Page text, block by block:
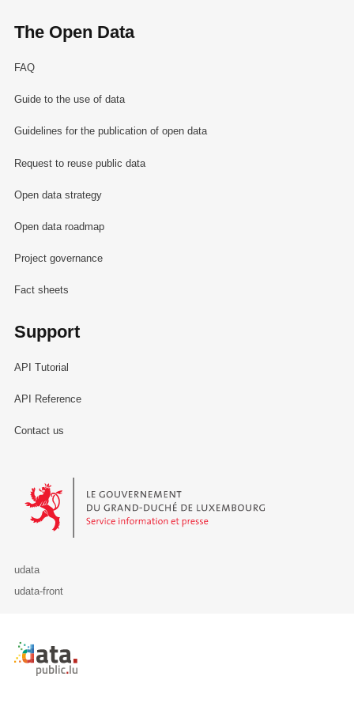
The Open Data
FAQ
Guide to the use of data
Guidelines for the publication of open data
Request to reuse public data
Open data strategy
Open data roadmap
Project governance
Fact sheets
Support
API Tutorial
API Reference
Contact us
Le Gouvernement du Grand-Duché de Luxembourg - Service
udata
udata-front
Retour à l'accueil de data.public.lu